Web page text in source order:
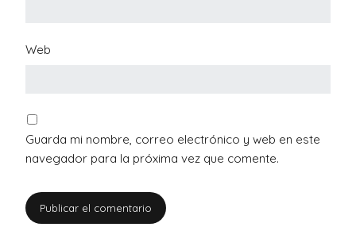
Web
Guarda mi nombre, correo electrónico y web en este
navegador para la próxima vez que comente.